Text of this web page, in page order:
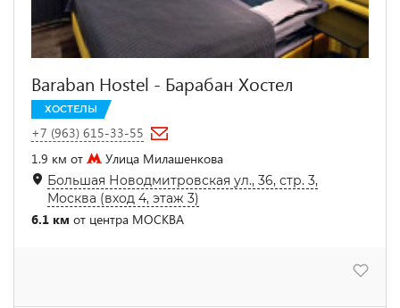
Baraban Hostel - Барабан Хостел
ХОСТЕЛЫ
+7 (963) 615-33-55
1.9 км от
Улица Милашенкова
Большая Новодмитровская ул., 36, стр. 3,
Москва (вход 4, этаж 3)
6.1 км от центра МОСКВА